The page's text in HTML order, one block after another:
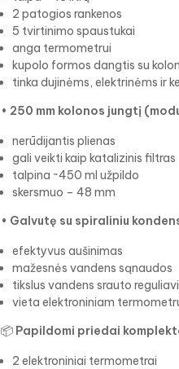
2 patogios rankenos
5 tvirtinimo spaustukai
anga termometrui
kupolo formos dangtis su
tinka dujinėms, elektrinėms ir
• 250 mm kolonos jungtį
nerūdijantis plienas
gali veikti kaip katalizinis filtras
talpina ~450 ml užpildo
skersmuo – 48 mm
• Galvutę su spiraliniu
efektyvus aušinimas
mažesnės vandens sąnaudos
tikslus vandens srauto
vieta elektroniniam
📦 Papildomi priedai
2 elektroniniai termometrai